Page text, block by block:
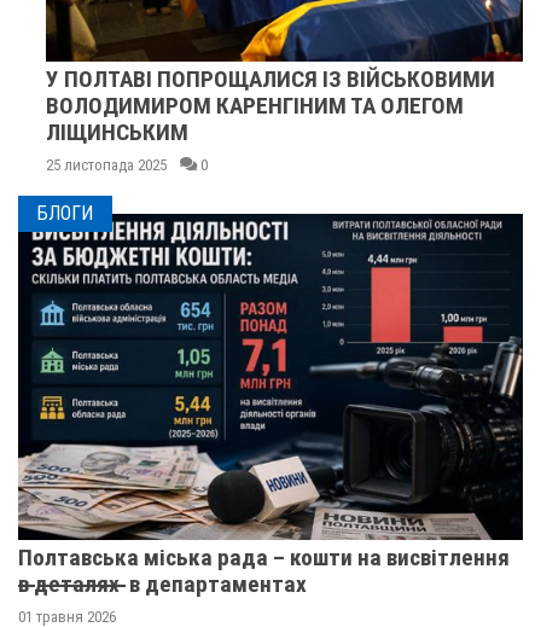
У ПОЛТАВІ ПОПРОЩАЛИСЯ ІЗ ВІЙСЬКОВИМИ
ВОЛОДИМИРОМ КАРЕНГІНИМ ТА ОЛЕГОМ
ЛІЩИНСЬКИМ
25 листопада 2025
БЛОГИ
Полтавська міська рада – кошти на висвітлення
в̶ ̶д̶е̶т̶а̶л̶я̶х̶ ̶ в департаментах
01 травня 2026